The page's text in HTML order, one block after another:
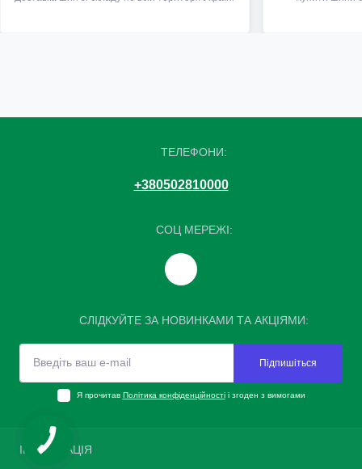
ТЕЛЕФОНИ:
+380502810000
СОЦ МЕРЕЖІ:
СЛІДКУЙТЕ ЗА НОВИНКАМИ ТА АКЦІЯМИ:
Підпишіться
Я прочитав Політика конфіденційностіі згоден з вимогами
ІНФОРМАЦІЯ